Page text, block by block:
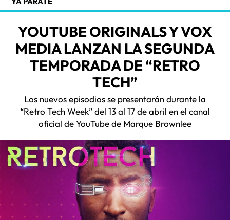
YOUTUBE ORIGINALS Y VOX
MEDIA LANZAN LA SEGUNDA
TEMPORADA DE “RETRO
TECH”
Los nuevos episodios se presentarán durante la
“Retro Tech Week” del 13 al 17 de abril en el canal
oficial de YouTube de Marque Brownlee